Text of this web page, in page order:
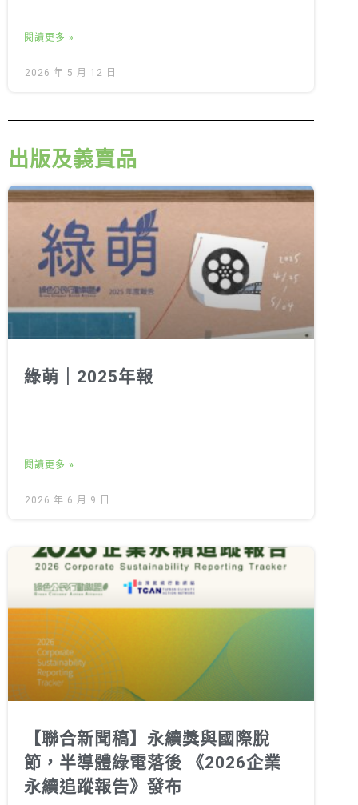
閱讀更多 »
2026 年 5 月 12 日
出版及義賣品
綠萌｜2025年報
閱讀更多 »
2026 年 6 月 9 日
【聯合新聞稿】永續獎與國際脫
節，半導體綠電落後 《2026企業
永續追蹤報告》發布